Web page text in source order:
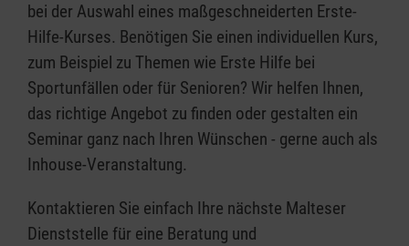
bei der Auswahl eines maßgeschneiderten Erste-
Hilfe-Kurses. Benötigen Sie einen individuellen Kurs,
zum Beispiel zu Themen wie Erste Hilfe bei
Sportunfällen oder für Senioren? Wir helfen Ihnen,
das richtige Angebot zu finden oder gestalten ein
Seminar ganz nach Ihren Wünschen - gerne auch als
Inhouse-Veranstaltung.
Kontaktieren Sie einfach Ihre nächste Malteser
Dienststelle für eine Beratung und